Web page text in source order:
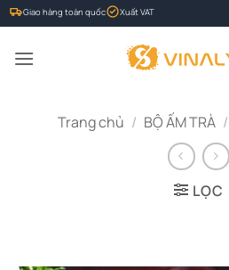
Bỏ
qua
nội
Giao hàng toàn quốc Xuất VAT
Trang chủ / BỘ ẤM TRÀ /
LỌC